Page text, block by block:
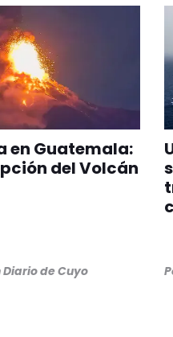
en Guatemala:
del Volcán
de Cuyo